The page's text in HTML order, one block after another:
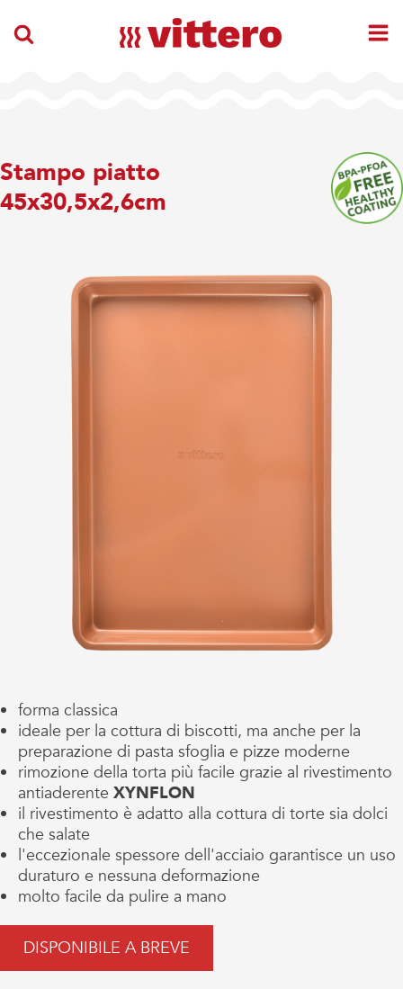
Stampo piatto
45x30,5x2,6cm
forma classica
ideale per la cottura di biscotti, ma anche per la
preparazione di pasta sfoglia e pizze moderne
rimozione della torta più facile grazie al rivestimento
antiaderente XYNFLON
il rivestimento è adatto alla cottura di torte sia dolci
che salate
l'eccezionale spessore dell'acciaio garantisce un uso
duraturo e nessuna deformazione
molto facile da pulire a mano
DISPONIBILE A BREVE